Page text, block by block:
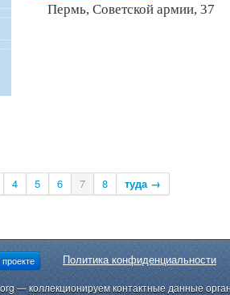
Пермь, Советской армии, 37
4 5 6 7 8 туда →
Политика конфиденциальности
— коллекционируем контактные данные